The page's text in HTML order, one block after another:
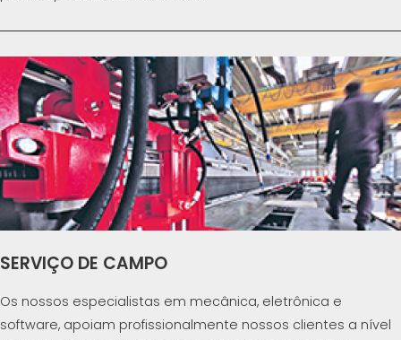
SERVIÇO DE CAMPO
Os nossos especialistas em mecânica, eletrônica e
software, apoiam profissionalmente nossos clientes a nível